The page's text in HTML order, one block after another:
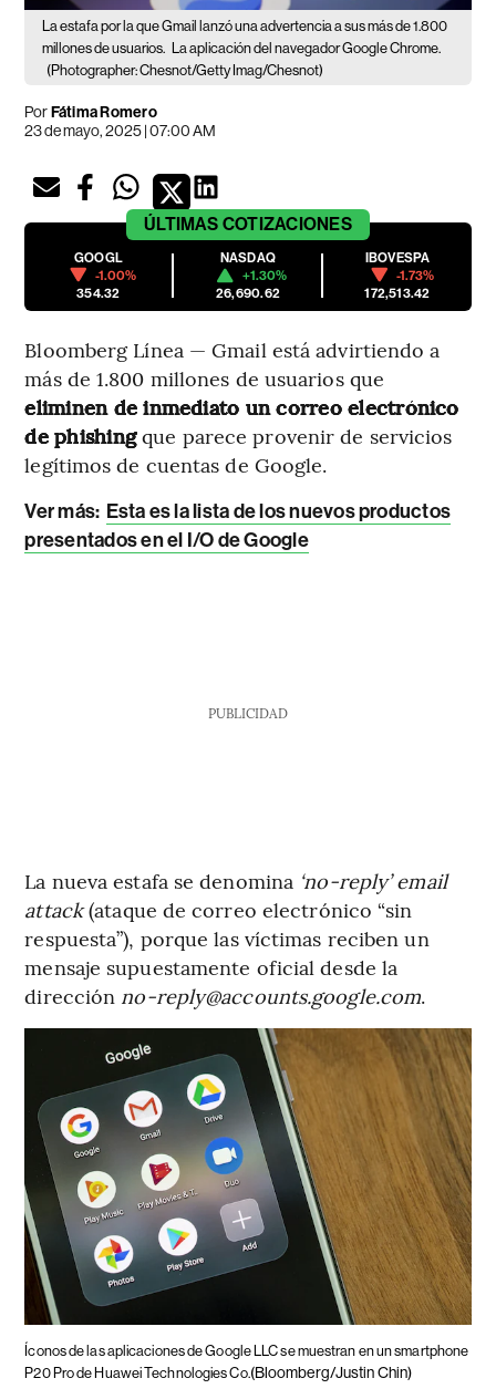
La estafa por la que Gmail lanzó una advertencia a sus más de 1.800
millones de usuarios.
La aplicación del navegador Google Chrome.
(Photographer: Chesnot/Getty Imag/Chesnot)
PorFátima Romero
23 de mayo, 2025 | 07:00 AM
ÚLTIMAS COTIZACIONES
GOOGL
-1.00%
354.32
NASDAQ
+1.30%
26,690.62
IBOVESPA
-1.73%
172,513.42
Bloomberg Línea — Gmail está advirtiendo a
más de 1.800 millones de usuarios que
eliminen de inmediato un correo electrónico
de phishingque parece provenir de servicios
legítimos de cuentas de Google.
Ver más: Esta es la lista de los nuevos productos
presentados en el I/O de Google
PUBLICIDAD
La nueva estafa se denomina ‘no-reply’ email
attack(ataque de correo electrónico “sin
respuesta”), porque las víctimas reciben un
mensaje supuestamente oficial desde la
dirección no-reply@accounts.google.com.
Íconos de las aplicaciones de Google LLC se muestran en un smartphone
P20 Pro de Huawei Technologies Co.(Bloomberg/Justin Chin)